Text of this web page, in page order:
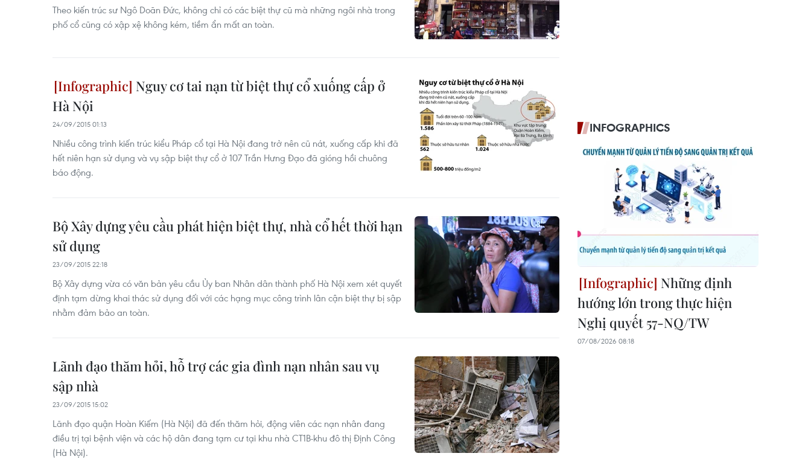
Theo kiến trúc sư Ngô Doãn Đức, không chỉ có các biệt thự cũ mà những ngôi nhà trong
phố cổ cũng có xập xệ không kém, tiềm ẩn mất an toàn.
Nguy cơ tai nạn từ biệt thự cổ xuống cấp ở
Hà Nội
24/09/2015 01:13
Nhiều công trình kiến trúc kiểu Pháp cổ tại Hà Nội đang trở nên cũ nát, xuống cấp khi đã
hết niên hạn sử dụng và vụ sập biệt thự cổ ở 107 Trần Hưng Đạo đã gióng hồi chuông
báo động.
Bộ Xây dựng yêu cầu phát hiện biệt thự, nhà cổ hết thời hạn
sử dụng
23/09/2015 22:18
Bộ Xây dựng vừa có văn bản yêu cầu Ủy ban Nhân dân thành phố Hà Nội xem xét quyết
định tạm dừng khai thác sử dụng đối với các hạng mục công trình lân cận biệt thự bị sập
nhằm đảm bảo an toàn.
Lãnh đạo thăm hỏi, hỗ trợ các gia đình nạn nhân sau vụ
sập nhà
23/09/2015 15:02
Lãnh đạo quận Hoàn Kiếm (Hà Nội) đã đến thăm hỏi, động viên các nạn nhân đang
điều trị tại bệnh viện và các hộ dân đang tạm cư tại khu nhà CT1B-khu đô thị Định Công
(Hà Nội).
INFOGRAPHICS
Những định
hướng lớn trong thực hiện
Nghị quyết 57-NQ/TW
07/08/2026 08:18